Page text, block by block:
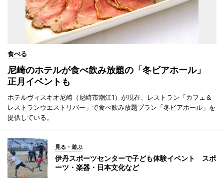
食べる
尼崎のホテルが食べ飲み放題の「冬ビアホール」
正月イベントも
ホテルヴィスキオ尼崎（尼崎市潮江1）が現在、レストラン「カフェ＆
レストランウエストリバー」で食べ飲み放題プラン「冬ビアホール」を
提供している。
見る・遊ぶ
伊丹スポーツセンターで子ども体験イベント スポ
ーツ・楽器・日本文化など